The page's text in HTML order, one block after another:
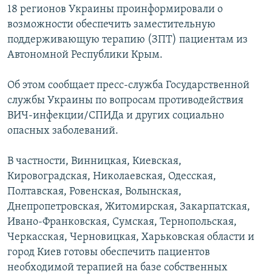
ТЕЛЕПРОЕКТ КРЫМ.РЕАЛИИ
ПРОПАВШИЕ БЕЗ ВЕСТИ
ПОБЕДИТЕЛЕЙ НЕ СУДЯТ?
КРЫМ.НЕПОКОРЕННЫЙ
ELIFBE
Українською
Qırımtatar
Все сайты RFE/RL
18 регионов Украины проинформировали о
возможности обеспечить заместительную
поддерживающую терапию (ЗПТ) пациентам из
Автономной Республики Крым.
Об этом сообщает пресс-служба Государственной
службы Украины по вопросам противодействия
ВИЧ-инфекции/СПИДа и других социально
опасных заболеваний.
В частности, Винницкая, Киевская,
Кировоградская, Николаевская, Одесская,
Полтавская, Ровенская, Волынская,
Днепропетровская, Житомирская, Закарпатская,
Ивано-Франковская, Сумская, Тернопольская,
Черкасская, Черновицкая, Харьковская области и
город Киев готовы обеспечить пациентов
необходимой терапией на базе собственных